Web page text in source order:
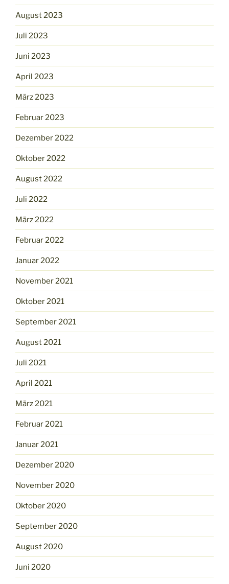
August 2023
Juli 2023
Juni 2023
April 2023
März 2023
Februar 2023
Dezember 2022
Oktober 2022
August 2022
Juli 2022
März 2022
Februar 2022
Januar 2022
November 2021
Oktober 2021
September 2021
August 2021
Juli 2021
April 2021
März 2021
Februar 2021
Januar 2021
Dezember 2020
November 2020
Oktober 2020
September 2020
August 2020
Juni 2020